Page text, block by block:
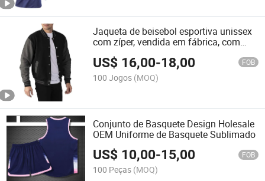
Jaqueta de beisebol esportiva unissex
com zíper, vendida em fábrica, com
logotipo personalizado
US$ 16,00-18,00 FOB
100 Jogos (MOQ)
Conjunto de Basquete Design Holesale
OEM Uniforme de Basquete Sublimado
US$ 10,00-15,00 FOB
100 Peças (MOQ)